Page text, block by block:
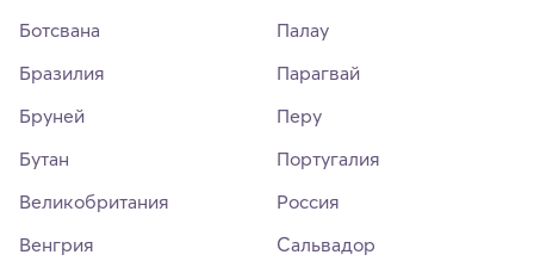
Ботсвана
Бразилия
Бруней
Бутан
Великобритания
Венгрия
Палау
Парагвай
Перу
Португалия
Россия
Сальвадор